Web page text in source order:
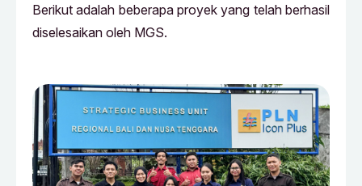
Berikut adalah beberapa proyek yang telah berhasil
diselesaikan oleh MGS.